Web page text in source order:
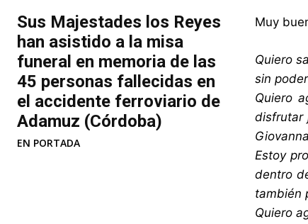
Sus Majestades los Reyes
han asistido a la misa
funeral en memoria de las
45 personas fallecidas en
el accidente ferroviario de
Adamuz (Córdoba)
EN PORTADA
Muy
Quiero
sin
Quiero
disfrutar
Estoy
dentro
también
Quiero